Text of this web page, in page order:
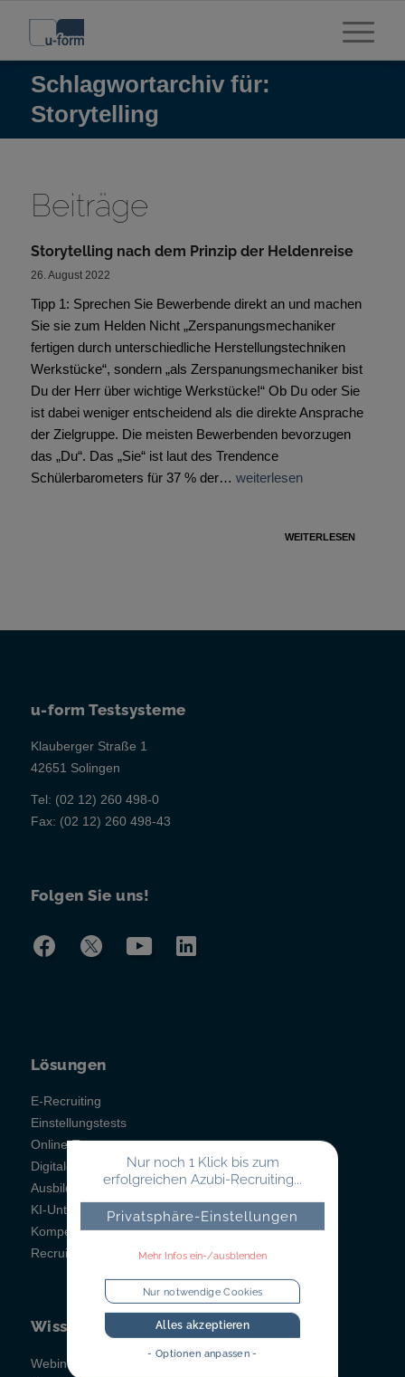
Schlagwortarchiv für:
Storytelling
Beiträge
Storytelling nach dem Prinzip der Heldenreise
26. August 2022
Tipp 1: Sprechen Sie Bewerbende direkt an und machen
Sie sie zum Helden Nicht „Zerspanungsmechaniker
fertigen durch unterschiedliche Herstellungstechniken
Werkstücke“, sondern „als Zerspanungsmechaniker bist
Du der Herr über wichtige Werkstücke!“ Ob Du oder Sie
ist dabei weniger entscheidend als die direkte Ansprache
der Zielgruppe. Die meisten Bewerbenden bevorzugen
das „Du“. Das „Sie“ ist laut des Trendence
Schülerbarometers für 37 % der… weiterlesen
WEITERLESEN
u-form Testsysteme
Klauberger Straße 1
42651 Solingen
Tel: (02 12) 260 498-0
Fax: (02 12) 260 498-43
Folgen Sie uns!
Lösungen
E-Recruiting
Einstellungstests
Online-Testsystem
Digitales Berichtsheft
Ausbildungsmanagement
KI-Unterstützung
Kompetenzfeststellung
Recruitainment
Wissen
Webinare
Nur noch 1 Klick bis zum
erfolgreichen Azubi-Recruiting...
Privatsphäre-Einstellungen
Mehr Infos ein-/ausblenden
Nur notwendige Cookies
Alles akzeptieren
- Optionen anpassen -